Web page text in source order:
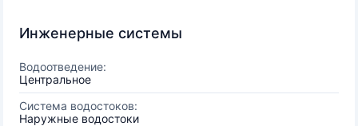
Инженерные системы
Водоотведение:
Центральное
Система водостоков:
Наружные водостоки